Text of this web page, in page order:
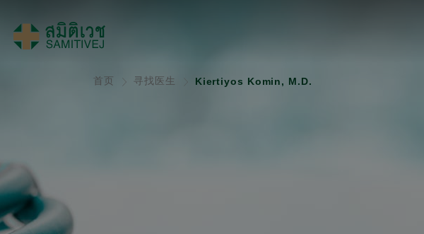
首页 寻找医生 Kiertiyos Komin, M.D.